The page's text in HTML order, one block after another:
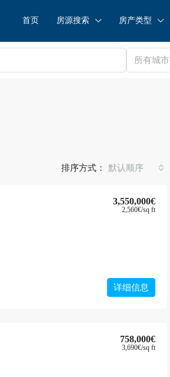
首页 房源搜索 房产类型
所有城市
排序方式： 默认顺序
3,550,000€
2,560€/sq ft
详细信息
758,000€
3,690€/sq ft